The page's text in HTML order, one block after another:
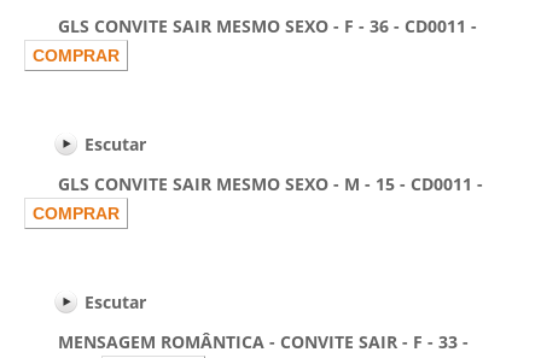
GLS CONVITE SAIR MESMO SEXO - F - 36 - CD0011 -
Escutar
GLS CONVITE SAIR MESMO SEXO - M - 15 - CD0011 -
Escutar
MENSAGEM ROMÂNTICA - CONVITE SAIR - F - 33 -